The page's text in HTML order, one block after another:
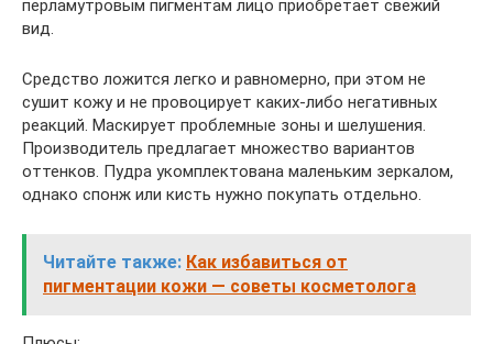
перламутровым пигментам лицо приобретает свежий
вид.
Средство ложится легко и равномерно, при этом не
сушит кожу и не провоцирует каких-либо негативных
реакций. Маскирует проблемные зоны и шелушения.
Производитель предлагает множество вариантов
оттенков. Пудра укомплектована маленьким зеркалом,
однако спонж или кисть нужно покупать отдельно.
Читайте также: Как избавиться от
пигментации кожи — советы косметолога